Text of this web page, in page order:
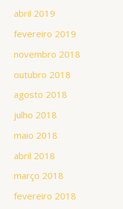
abril 2019
fevereiro 2019
novembro 2018
outubro 2018
agosto 2018
julho 2018
maio 2018
abril 2018
março 2018
fevereiro 2018